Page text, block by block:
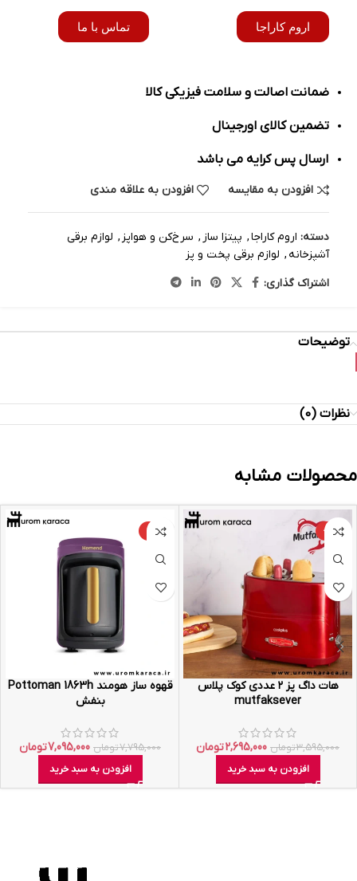
اروم کاراجا تماس با ما
ضمانت اصالت و سلامت فیزیکی کالا
تضمین کالای اورجینال
ارسال پس کرایه می باشد
افزودن به مقایسه افزودن به علاقه مندی
دسته: اروم کاراجا, پیتزا ساز , سرخ‌کن و هواپز , لوازم برقی
آشپزخانه , لوازم برقی پخت و پز
اشتراک گذاری:
توضیحات
نظرات (0)
محصولات مشابه
-25%
هات داگ پز ۲ عددی کوک پلاس
mutfaksever
3,595,000تومان 2,695,000تومان
افزودن به سبد خرید
-9%
قهوه ساز هومند Pottoman 1863h
بنفش
7,795,000تومان 7,095,000تومان
افزودن به سبد خرید